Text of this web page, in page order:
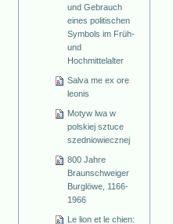
und Gebrauch
eines politischen
Symbols im Früh-
und
Hochmittelalter
Salva me ex ore
leonis
Motyw lwa w
polskiej sztuce
szedniowiecznej
800 Jahre
Braunschweiger
Burglöwe, 1166-
1966
Le lion et le chien: